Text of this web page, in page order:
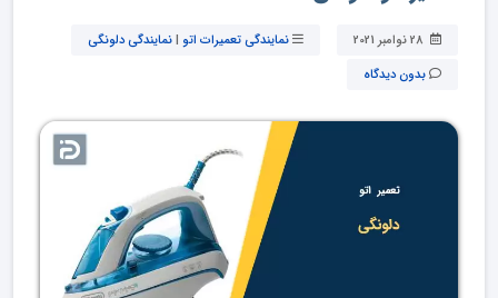
نمایندگی تعمیرات اتو |نمایندگی دلونگی
بدون دیدگاه